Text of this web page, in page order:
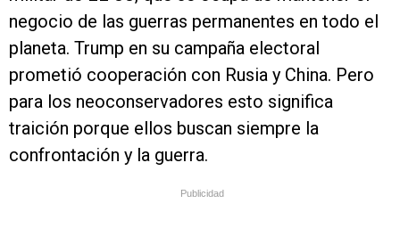
negocio de las guerras permanentes en todo el
planeta. Trump en su campaña electoral
prometió cooperación con Rusia y China. Pero
para los neoconservadores esto significa
traición porque ellos buscan siempre la
confrontación y la guerra.
Publicidad